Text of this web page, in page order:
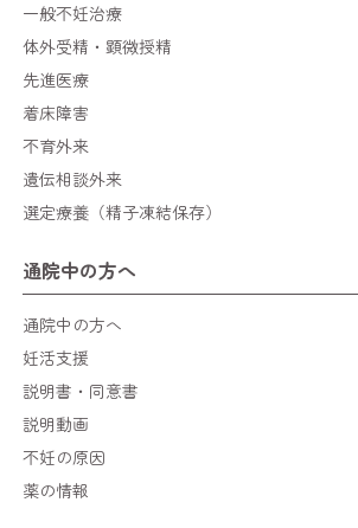
一般不妊治療
体外受精・顕微授精
先進医療
着床障害
不育外来
遺伝相談外来
選定療養（精子凍結保存）
通院中の方へ
通院中の方へ
妊活支援
説明書・同意書
説明動画
不妊の原因
薬の情報